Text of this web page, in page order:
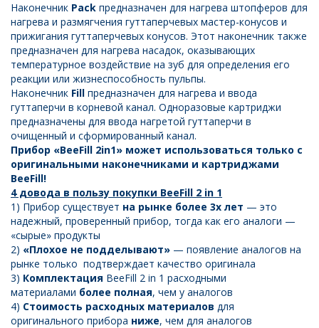
Наконечник Pack предназначен для нагрева штопферов для
нагрева и размягчения гуттаперчевых мастер-конусов и
прижигания гуттаперчевых конусов. Этот наконечник также
предназначен для нагрева насадок, оказывающих
температурное воздействие на зуб для определения его
реакции или жизнеспособность пульпы.
Наконечник Fill предназначен для нагрева и ввода
гуттаперчи в корневой канал. Одноразовые картриджи
предназначены для ввода нагретой гуттаперчи в
очищенный и сформированный канал.
Прибор «BeeFill 2in1» может использоваться только с
оригинальными наконечниками и картриджами
BeeFill!
4 довода в пользу покупки BeeFill 2 in 1
1) Прибор существует на рынке более 3х лет — это
надежный, проверенный прибор, тогда как его аналоги —
«сырые» продукты
2) «Плохое не подделывают» — появление аналогов на
рынке только подтверждает качество оригинала
3) Комплектация BeeFill 2 in 1 расходными
материалами более полная, чем у аналогов
4) Стоимость расходных материалов для
оригинального прибора ниже, чем для аналогов